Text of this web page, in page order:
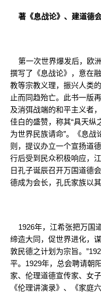
著《息战论》、建道德
第一次世界爆发后，欧
撰写了《息战论》，意在
教等宗教义理，振兴人类
止而同趋殆亡。此书一版
及消弭战端的和平主义者
佳白的盛赞，称其“具天纵
为世界民族请命”。《息战
则，提议办立一个宣扬道
行后受到民众积极响应，
日孔子诞辰召开万国道德
德成为会长，孔氏家族以
1926年，江希张把万国
缔造大同，促世界进化，
敦民德之计划为宗旨。
平。1929年，总会聘请朝
家、伦理道德宣传家、女
《伦理讲演录》、《家庭